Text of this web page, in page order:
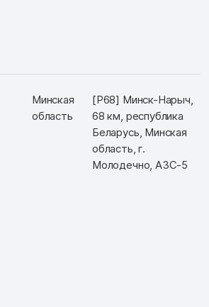
Минская
область
[Р68] Минск-Нарыч,
68 км, республика
Беларусь, Минская
область, г.
Молодечно, АЗС-5